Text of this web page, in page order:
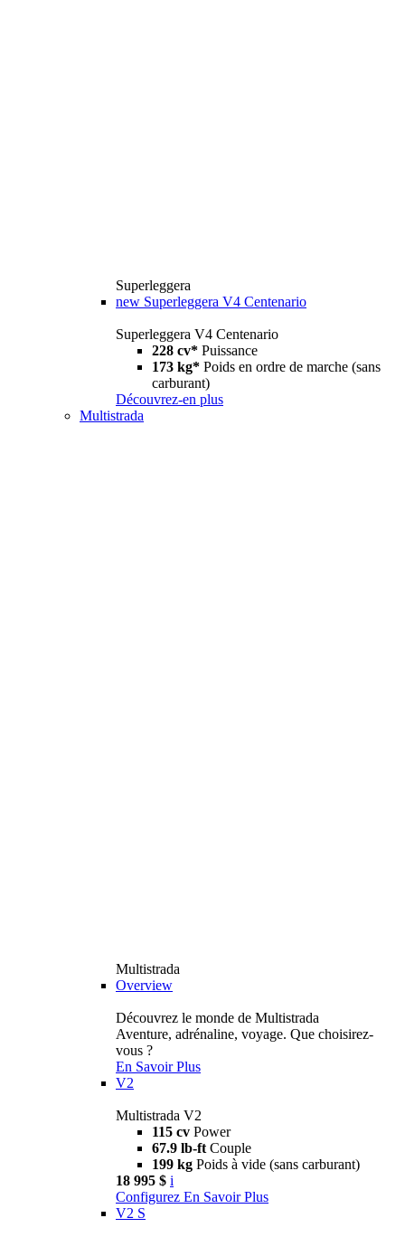
Superleggera
new Superleggera V4 Centenario
Superleggera V4 Centenario
228 cv* Puissance
173 kg* Poids en ordre de marche (sans
carburant)
Découvrez-en plus
Multistrada
Multistrada
Overview
Découvrez le monde de Multistrada
Aventure, adrénaline, voyage. Que choisirez-
vous ?
En Savoir Plus
V2
Multistrada V2
115 cv Power
67.9 lb-ft Couple
199 kg Poids à vide (sans carburant)
18 995 $ i
Configurez En Savoir Plus
V2 S